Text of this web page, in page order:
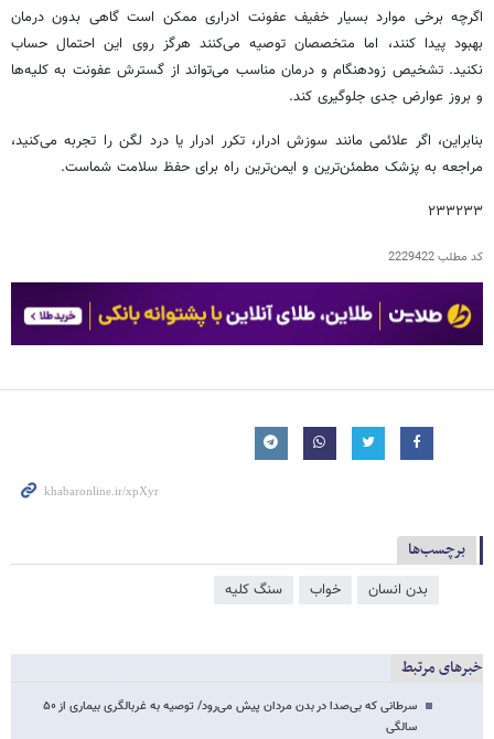
اگرچه برخی موارد بسیار خفیف عفونت ادراری ممکن است گاهی بدون درمان
بهبود پیدا کنند، اما متخصصان توصیه می‌کنند هرگز روی این احتمال حساب
نکنید. تشخیص زودهنگام و درمان مناسب می‌تواند از گسترش عفونت به کلیه‌ها
و بروز عوارض جدی جلوگیری کند.
بنابراین، اگر علائمی مانند سوزش ادرار، تکرر ادرار یا درد لگن را تجربه می‌کنید،
مراجعه به پزشک مطمئن‌ترین و ایمن‌ترین راه برای حفظ سلامت شماست.
۲۳۳۲۳۳
کد مطلب2229422
برچسب‌ها
بدن انسان خواب سنگ کلیه
خبرهای مرتبط
سرطانی که بی‌صدا در بدن مردان پیش می‌رود/ توصیه به غربالگری بیماری از ۵۰
سالگی